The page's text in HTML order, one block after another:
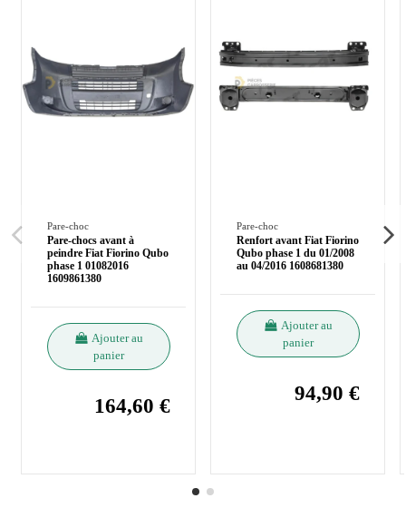
Pare-choc
Pare-chocs avant à
peindre Fiat Fiorino Qubo
phase 1 01082016
1609861380
Ajouter au
panier
164,60 €
Pare-choc
Renfort avant Fiat Fiorino
Qubo phase 1 du 01/2008
au 04/2016 1608681380
Ajouter au
panier
94,90 €